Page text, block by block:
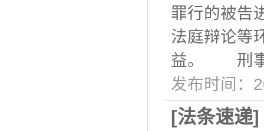
罪行的被告
法庭辩论等
益。 刑事
发布时间：
[法条速递]